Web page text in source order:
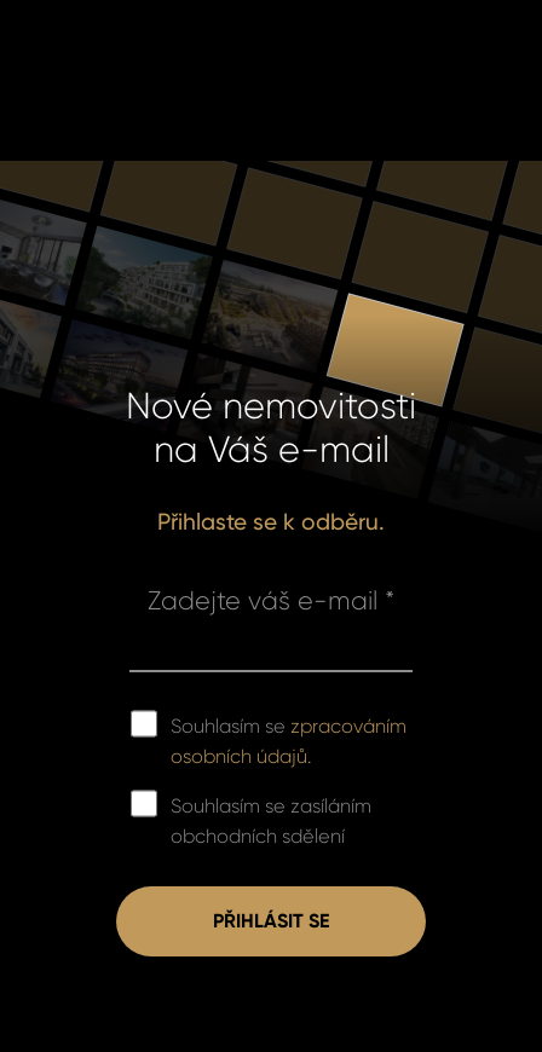
Nové nemovitosti
na Váš e-mail
Přihlaste se k odběru.
Zadejte váš e-mail *
Souhlasím se zpracováním
osobních údajů.
Souhlasím se zasíláním
obchodních sdělení
PŘIHLÁSIT SE